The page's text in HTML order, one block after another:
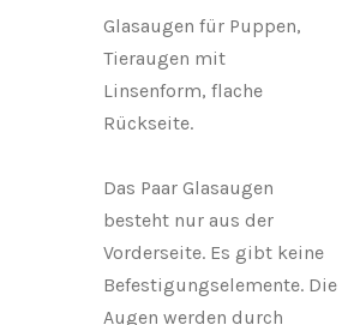
Glasaugen für Puppen,
Tieraugen mit
Linsenform, flache
Rückseite.
Das Paar Glasaugen
besteht nur aus der
Vorderseite. Es gibt keine
Befestigungselemente. Die
Augen werden durch